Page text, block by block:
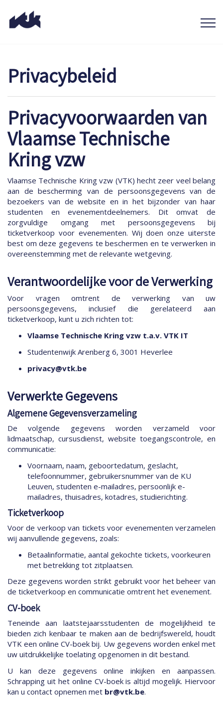
Privacybeleid
Privacyvoorwaarden van
Vlaamse Technische
Kring vzw
Vlaamse Technische Kring vzw (VTK) hecht zeer veel belang
aan de bescherming van de persoonsgegevens van de
bezoekers van de website en in het bijzonder van haar
studenten en evenementdeelnemers. Dit omvat de
zorgvuldige omgang met persoonsgegevens bij
ticketverkoop voor evenementen. Wij doen onze uiterste
best om deze gegevens te beschermen en te verwerken in
overeenstemming met de relevante wetgeving.
Verantwoordelijke voor de Verwerking
Voor vragen omtrent de verwerking van uw
persoonsgegevens, inclusief die gerelateerd aan
ticketverkoop, kunt u zich richten tot:
Vlaamse Technische Kring vzw t.a.v. VTK IT
Studentenwijk Arenberg 6, 3001 Heverlee
privacy@vtk.be
Verwerkte Gegevens
Algemene Gegevensverzameling
De volgende gegevens worden verzameld voor
lidmaatschap, cursusdienst, website toegangscontrole, en
communicatie:
Voornaam, naam, geboortedatum, geslacht,
telefoonnummer, gebruikersnummer van de KU
Leuven, studenten e-mailadres, persoonlijk e-
mailadres, thuisadres, kotadres, studierichting.
Ticketverkoop
Voor de verkoop van tickets voor evenementen verzamelen
wij aanvullende gegevens, zoals:
Betaalinformatie, aantal gekochte tickets, voorkeuren
met betrekking tot zitplaatsen.
Deze gegevens worden strikt gebruikt voor het beheer van
de ticketverkoop en communicatie omtrent het evenement.
CV-boek
Teneinde aan laatstejaarsstudenten de mogelijkheid te
bieden zich kenbaar te maken aan de bedrijfswereld, houdt
VTK een online CV-boek bij. Uw gegevens worden enkel met
uw uitdrukkelijke toelating opgenomen in dit bestand.
U kan deze gegevens online inkijken en aanpassen.
Schrapping uit het online CV-boek is altijd mogelijk. Hiervoor
kan u contact opnemen met br@vtk.be.